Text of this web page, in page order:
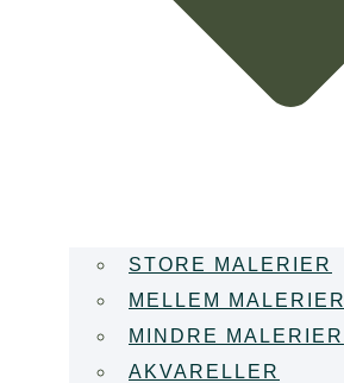
STORE MALERIER
MELLEM MALERIER
MINDRE MALERIER
AKVARELLER